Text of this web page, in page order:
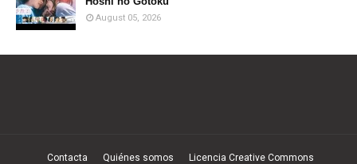
August 05, 2026
Contacta Quiénes somos Licencia Creative Commons